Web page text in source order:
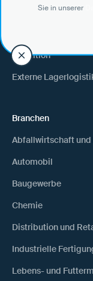
Sie in unserer
Verlader
Spedition
Externe
Branchen
Abfallwirtschaft und
Automobil
Baugewerbe
Chemie
Distribution und
Industrielle
Lebens- und
Sie in unserer